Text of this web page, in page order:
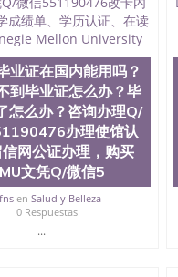
绩、教育部学历学位认证
办理、仿制学位证书、毕
学回国人员证明、留学生
文凭学历、美国文凭学历
圣何塞州立大学毕
State University）圣何塞
State University）圣何塞
State University）成绩单
University）圣何塞州
）圣何塞州立大学
）圣何塞州立大学文凭（
）圣何塞州立大学学历（
何塞州立大学学历（San
立大学（San Jose State
业证在国内能用吗？
到毕业证怎么办？毕
怎么办？咨询办理Q/
办理使馆认
网公证办理，购买
文凭Q/微信5
en Salud y Belleza
0 Respuestas
...